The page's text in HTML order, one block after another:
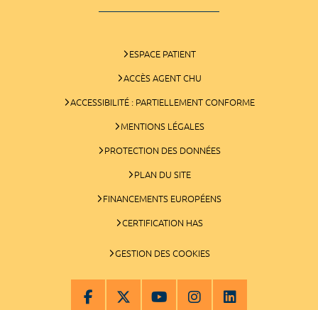
ESPACE PATIENT
ACCÈS AGENT CHU
ACCESSIBILITÉ : PARTIELLEMENT CONFORME
MENTIONS LÉGALES
PROTECTION DES DONNÉES
PLAN DU SITE
FINANCEMENTS EUROPÉENS
CERTIFICATION HAS
GESTION DES COOKIES